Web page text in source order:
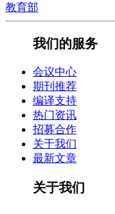
教育部
我们的服务
会议中心
期刊推荐
编译支持
热门资讯
招募合作
关于我们
最新文章
关于我们